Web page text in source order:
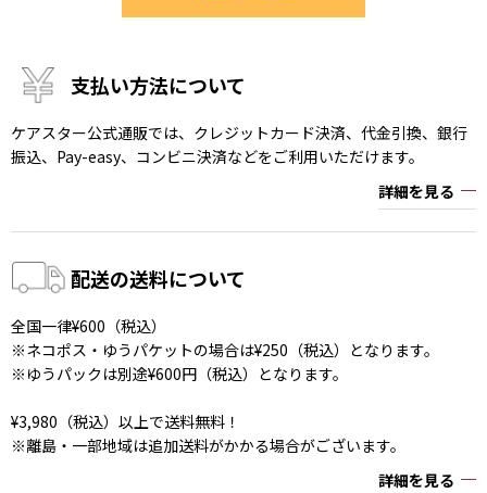
支払い方法について
ケアスター公式通販では、クレジットカード決済、代金引換、銀行
振込、Pay-easy、コンビニ決済などをご利用いただけます。
詳細を見る
配送の送料について
全国一律¥600（税込）
※ネコポス・ゆうパケットの場合は¥250（税込）となります。
※ゆうパックは別途¥600円（税込）となります。
¥3,980（税込）以上で送料無料！
※離島・一部地域は追加送料がかかる場合がございます。
詳細を見る